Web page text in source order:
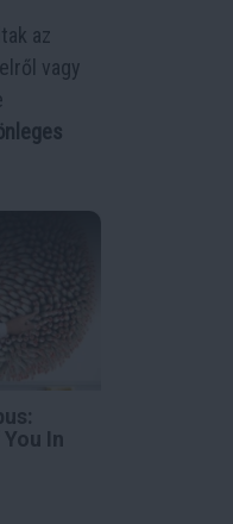
az
vagy
In